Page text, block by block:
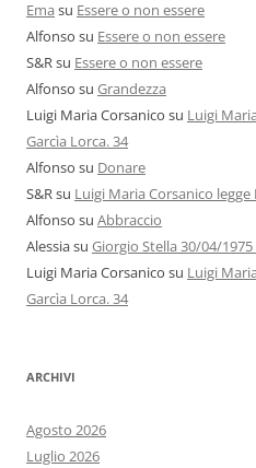
Ema su Essere o non essere
Alfonso su Essere o non essere
S&Rsu Essere o non essere
Alfonso su Grandezza
Luigi Maria Corsanico su Luigi
Garcìa Lorca. 34
Alfonso su Donare
S&Rsu Luigi Maria Corsanico legge
Alfonso su Abbraccio
Alessiasu Giorgio Stella 30/04/
Luigi Maria Corsanico su Luigi
Garcìa Lorca. 34
ARCHIVI
Agosto 2026
Luglio 2026